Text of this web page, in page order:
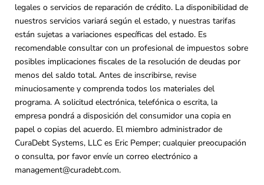
legales o servicios de reparación de crédito. La disponibilidad de
nuestros servicios variará según el estado, y nuestras tarifas
están sujetas a variaciones específicas del estado. Es
recomendable consultar con un profesional de impuestos sobre
posibles implicaciones fiscales de la resolución de deudas por
menos del saldo total. Antes de inscribirse, revise
minuciosamente y comprenda todos los materiales del
programa. A solicitud electrónica, telefónica o escrita, la
empresa pondrá a disposición del consumidor una copia en
papel o copias del acuerdo. El miembro administrador de
CuraDebt Systems, LLC es Eric Pemper; cualquier preocupación
o consulta, por favor envíe un correo electrónico a
management@curadebt.com.